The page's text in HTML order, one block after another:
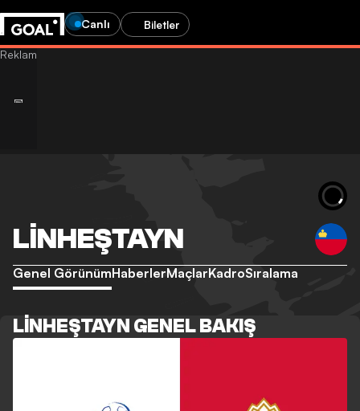
Canlı Biletler
LINHEŞTAYN
Genel GörünümHaberlerMaçlarKadroSıralama
LINHEŞTAYN GENEL BAKIŞ